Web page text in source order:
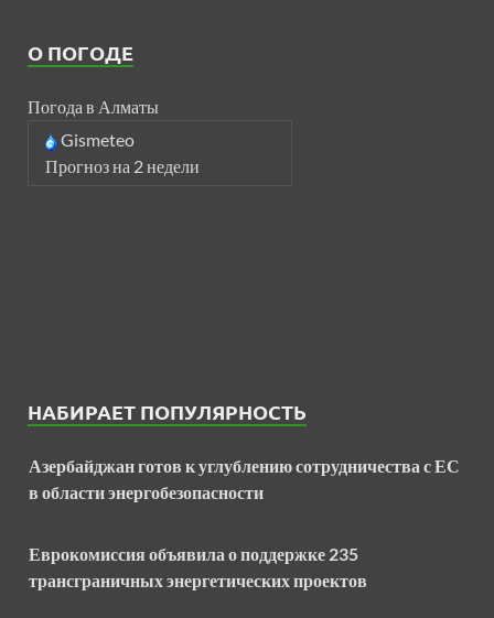
О ПОГОДЕ
Погода в Алматы
Gismeteo
Прогноз на 2 недели
НАБИРАЕТ ПОПУЛЯРНОСТЬ
Азербайджан готов к углублению сотрудничества с ЕС
в области энергобезопасности
Еврокомиссия объявила о поддержке 235
трансграничных энергетических проектов